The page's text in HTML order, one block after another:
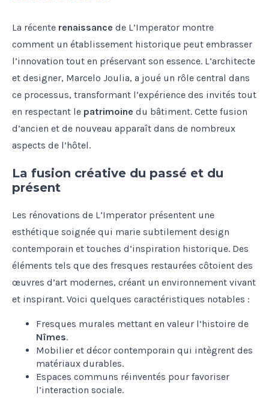
La récente renaissance de L’Imperator montre
comment un établissement historique peut embrasser
l’innovation tout en préservant son essence. L’architecte
et designer, Marcelo Joulia, a joué un rôle central dans
ce processus, transformant l’expérience des invités tout
en respectant le patrimoine du bâtiment. Cette fusion
d’ancien et de nouveau apparaît dans de nombreux
aspects de l’hôtel.
La fusion créative du passé et du
présent
Les rénovations de L’Imperator présentent une
esthétique soignée qui marie subtilement design
contemporain et touches d’inspiration historique. Des
éléments tels que des fresques restaurées côtoient des
œuvres d’art modernes, créant un environnement vivant
et inspirant. Voici quelques caractéristiques notables :
Fresques murales mettant en valeur l’histoire de
Nîmes.
Mobilier et décor contemporain qui intègrent des
matériaux durables.
Espaces communs réinventés pour favoriser
l’interaction sociale.